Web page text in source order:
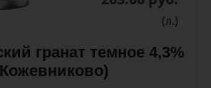
(л.)
гранат темное 4,3%